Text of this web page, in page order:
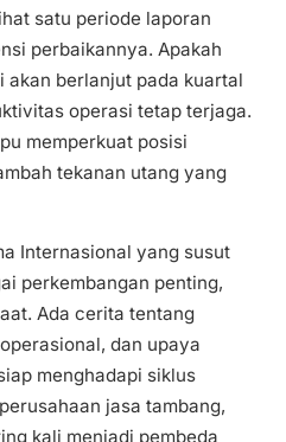
satu periode laporan
perbaikannya. Apakah
akan berlanjut pada kuartal
operasi tetap terjaga.
memperkuat posisi
tekanan utang yang
Internasional yang susut
perkembangan penting,
Ada cerita tentang
dan upaya
menghadapi siklus
jasa tambang,
kali menjadi pembeda